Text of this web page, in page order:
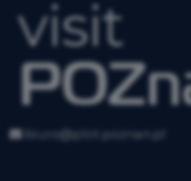
biuro@plot.poznan.pl